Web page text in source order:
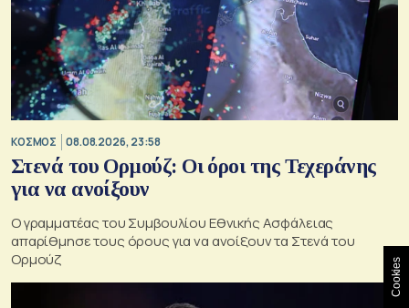
ΚΟΣΜΟΣ 08.08.2026, 23:58
Στενά του Ορμούζ: Οι όροι της Τεχεράνης
για να ανοίξουν
Ο γραμματέας του Συμβουλίου Εθνικής Ασφάλειας
απαρίθμησε τους όρους για να ανοίξουν τα Στενά του
Ορμούζ
Cookies